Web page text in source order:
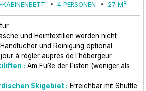
4 PERSONEN 27 M²
und Heimtextilien werden nicht
und Reinigung optional
à régler auprès de l'hébergeur
: Am Fuße der Pisten (weniger als
Skigebiet : Erreichbar mit Shuttle